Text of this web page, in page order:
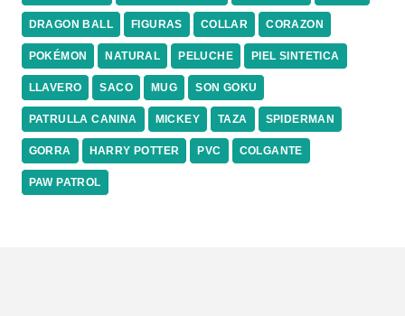
DRAGON BALL FIGURAS COLLAR CORAZON
POKÉMON NATURAL PELUCHE PIEL SINTETICA
LLAVERO SACO MUG SON GOKU
PATRULLA CANINA MICKEY TAZA SPIDERMAN
GORRA HARRY POTTER PVC COLGANTE
PAW PATROL